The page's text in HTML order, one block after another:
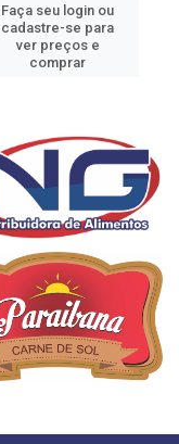
Faça seu login ou
cadastre-se para
ver preços e
comprar